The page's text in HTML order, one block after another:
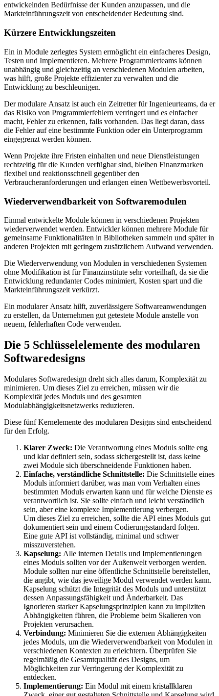
entwickelnden Bedürfnisse der Kunden anzupassen, und die
Markteinführungszeit von entscheidender Bedeutung sind.
Kürzere Entwicklungszeiten
Ein in Module zerlegtes System ermöglicht ein einfacheres Design,
Testen und Implementieren. Mehrere Programmierteams können
unabhängig und gleichzeitig an verschiedenen Modulen arbeiten,
was hilft, große Projekte effizienter zu verwalten und die
Entwicklung zu beschleunigen.
Der modulare Ansatz ist auch ein Zeitretter für Ingenieurteams, da er
das Risiko von Programmierfehlern verringert und es einfacher
macht, Fehler zu erkennen, falls vorhanden. Das liegt daran, dass
die Fehler auf eine bestimmte Funktion oder ein Unterprogramm
eingegrenzt werden können.
Wenn Projekte ihre Fristen einhalten und neue Dienstleistungen
rechtzeitig für die Kunden verfügbar sind, bleiben Finanzmarken
flexibel und reaktionsschnell gegenüber den
Verbraucheranforderungen und erlangen einen Wettbewerbsvorteil.
Wiederverwendbarkeit von Softwaremodulen
Einmal entwickelte Module können in verschiedenen Projekten
wiederverwendet werden. Entwickler können mehrere Module für
gemeinsame Funktionalitäten in Bibliotheken sammeln und später in
anderen Projekten mit geringem zusätzlichem Aufwand verwenden.
Die Wiederverwendung von Modulen in verschiedenen Systemen
ohne Modifikation ist für Finanzinstitute sehr vorteilhaft, da sie die
Entwicklung redundanter Codes minimiert, Kosten spart und die
Markteinführungszeit verkürzt.
Ein modularer Ansatz hilft, zuverlässigere Softwareanwendungen
zu erstellen, da Unternehmen gut getestete Module anstelle von
neuem, fehlerhaften Code verwenden.
Die 5 Schlüsselelemente des modularen
Softwaredesigns
Modulares Softwaredesign dreht sich alles darum, Komplexität zu
minimieren. Um dieses Ziel zu erreichen, müssen wir die
Komplexität jedes Moduls und des gesamten
Modulabhängigkeitsnetzwerks reduzieren.
Diese fünf Kernelemente des modularen Designs sind entscheidend
für den Erfolg.
Klarer Zweck: Die Verantwortung eines Moduls sollte eng
und klar definiert sein, sodass sichergestellt ist, dass keine
zwei Module sich überschneidende Funktionen haben.
Einfache, verständliche Schnittstelle: Die Schnittstelle eines
Moduls informiert darüber, was man vom Verhalten eines
bestimmten Moduls erwarten kann und für welche Dienste es
verantwortlich ist. Sie sollte einfach und leicht verständlich
sein, aber eine komplexe Implementierung verbergen.
Um dieses Ziel zu erreichen, sollte die API eines Moduls gut
dokumentiert sein und einem Codierungsstandard folgen.
Eine gute API ist vollständig, minimal und schwer
misszuverstehen.
Kapselung: Alle internen Details und Implementierungen
eines Moduls sollten vor der Außenwelt verborgen werden.
Module sollten nur eine öffentliche Schnittstelle bereitstellen,
die angibt, wie das jeweilige Modul verwendet werden kann.
Kapselung schützt die Integrität des Moduls und unterstützt
dessen Anpassungsfähigkeit und Änderbarkeit. Das
Ignorieren starker Kapselungsprinzipien kann zu impliziten
Abhängigkeiten führen, die Probleme beim Skalieren von
Projekten verursachen.
Verbindung: Minimieren Sie die externen Abhängigkeiten
jedes Moduls, um die Wiederverwendbarkeit von Modulen in
verschiedenen Kontexten zu erleichtern. Überprüfen Sie
regelmäßig die Gesamtqualität des Designs, um
Möglichkeiten zur Verringerung der Komplexität zu
entdecken.
Implementierung: Ein Modul mit einem kristallklaren